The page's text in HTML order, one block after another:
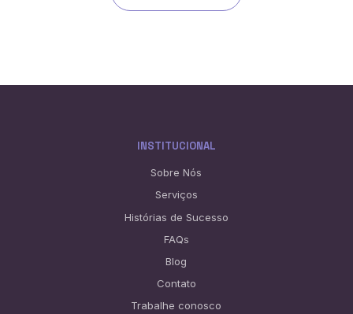
INSTITUCIONAL
Sobre Nós
Serviços
Histórias de Sucesso
FAQs
Blog
Contato
Trabalhe conosco